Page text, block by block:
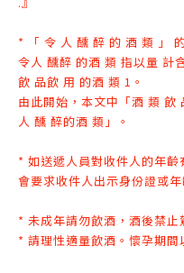
* 「 令 人 醺 醉 的 酒 類 」
令人 醺醉 的酒 類 指以量 計
飲 品飲 用 的酒 類 1。
由此開始，本文中「酒 類 飲
人 醺 醉的酒 類」。
* 如送遞人員對收件人的年
會要求收件人出示身份證或
* 未成年請勿飲酒，酒後禁止
* 請理性適量飲酒。懷孕期